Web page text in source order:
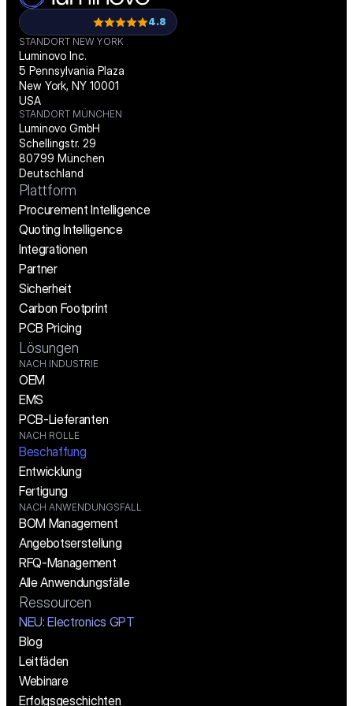
4.8
STANDORT NEW YORK
Luminovo Inc.
5 Pennsylvania Plaza
New York, NY 10001
USA
STANDORT MÜNCHEN
Luminovo GmbH
Schellingstr. 29
80799 München
Deutschland
Plattform
Procurement Intelligence
Quoting Intelligence
Integrationen
Partner
Sicherheit
Carbon Footprint
PCB Pricing
Lösungen
NACH INDUSTRIE
OEM
EMS
PCB-Lieferanten
NACH ROLLE
Beschaffung
Entwicklung
Fertigung
NACH ANWENDUNGSFALL
BOM Management
Angebotserstellung
RFQ-Management
Alle Anwendungsfälle
Ressourcen
NEU: Electronics GPT
Blog
Leitfäden
Webinare
Erfolgsgeschichten